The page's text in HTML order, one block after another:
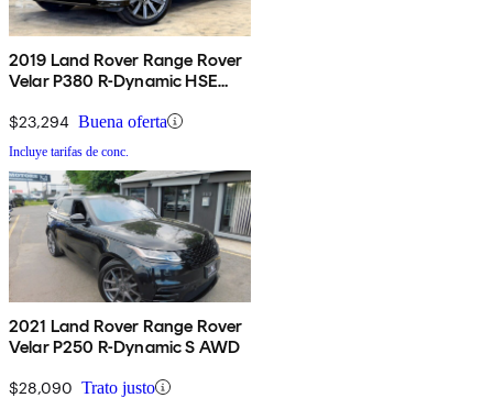
2019 Land Rover Range Rover
Velar P380 R-Dynamic HSE
$23,294 Buena oferta
Incluye tarifas de conc.
2021 Land Rover Range Rover
Velar P250 R-Dynamic S AWD
$28,090 Trato justo